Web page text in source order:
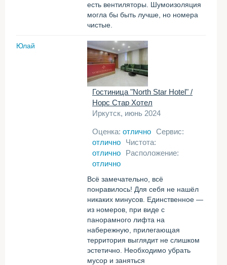
есть вентиляторы. Шумоизоляция
могла бы быть лучше, но номера
чистые.
Юлай
Гостиница "North Star Hotel" /
Норс Стар Хотел
Иркутск, июнь 2024
Оценка: отлично Сервис:
отлично
Чистота:
отлично
Расположение:
отлично
Всё замечательно, всё
понравилось! Для себя не нашёл
никаких минусов. Единственное —
из номеров, при виде с
панорамного лифта на
набережную, прилегающая
территория выглядит не слишком
эстетично. Необходимо убрать
мусор и заняться